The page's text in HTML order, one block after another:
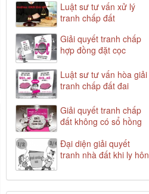
Luật sư tư vấn xử lý
tranh chấp đất
Giải quyết tranh chấp
hợp đồng đặt cọc
Luật sư tư vấn hòa giải
tranh chấp đất đai
Giải quyết tranh chấp
đất không có sổ hồng
Đại diện giải quyết
tranh nhà đất khi ly hôn